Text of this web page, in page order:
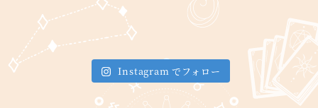
Instagram でフォロー